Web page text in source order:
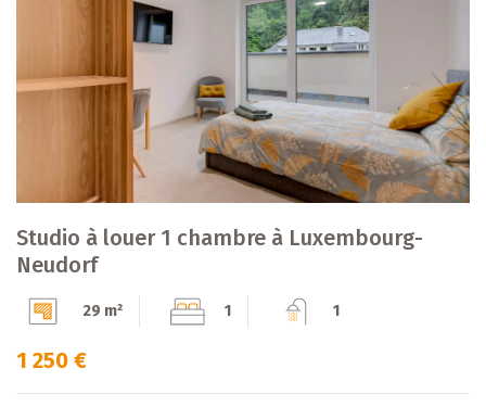
Studio à louer 1 chambre à Luxembourg-
Neudorf
29 m² 1 1
1 250 €